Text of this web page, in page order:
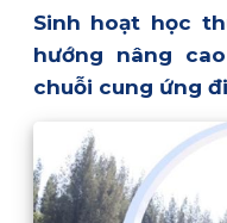
Sinh hoạt học
hướng nâng
chuỗi cung ứng